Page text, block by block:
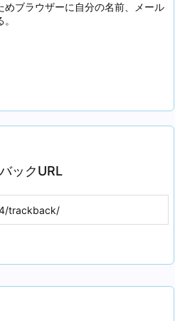
めブラウザーに自分の名前、メール
ックURL